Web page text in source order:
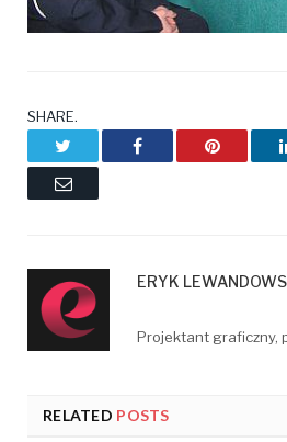
SHARE.
TwitterFacebook
Email
ERYK
Projektant graficzny,
RELATED POSTS